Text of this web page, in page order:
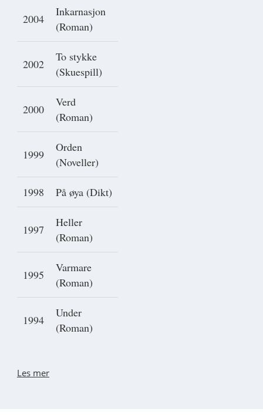
2004
Inkarnasjon
(Roman)
2002
To stykke
(Skuespill)
2000
Verd
(Roman)
1999
Orden
(Noveller)
1998 På øya (Dikt)
1997
Heller
(Roman)
1995
Varmare
(Roman)
1994
Under
(Roman)
Les mer